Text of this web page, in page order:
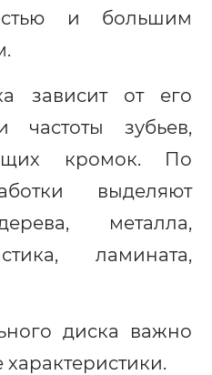
и большим
зависит от его
зубьев,
кромок. По
выделяют
металла,
ламината,
диска важно
характеристики.